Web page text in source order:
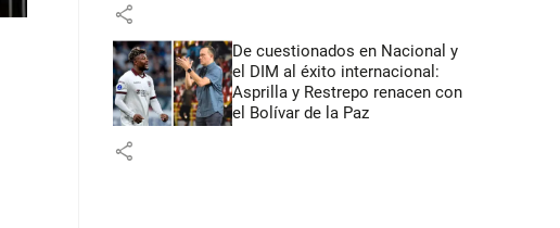
share
De cuestionados en Nacional y
el DIM al éxito internacional:
Asprilla y Restrepo renacen con
el Bolívar de la Paz
share